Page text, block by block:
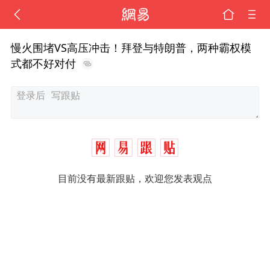
慢火围堵VS高压冲击！拜登与特朗普，两种霸权模
式都不好对付
目前没有最新跟贴，欢迎您发表观点